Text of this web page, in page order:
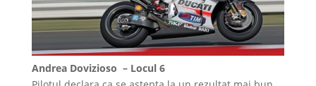
Andrea Dovizioso – Locul 6